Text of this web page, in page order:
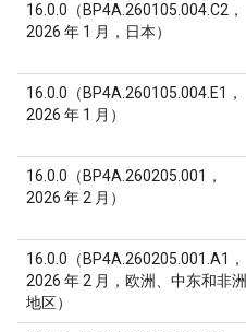
16.0.0（BP4A.260105.004.C2，
2026 年 1 月，日本）
16.0.0（BP4A.260105.004.E1，
2026 年 1 月）
16.0.0（BP4A.260205.001，
2026 年 2 月）
16.0.0（BP4A.260205.001.A1，
2026 年 2 月，欧洲、中东和非洲
地区）